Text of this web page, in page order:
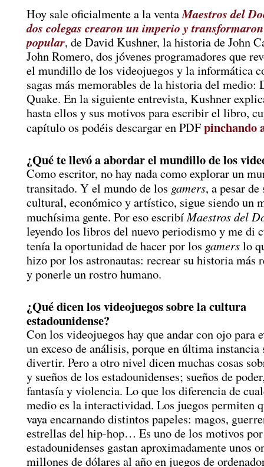
Hoy sale oficialmente a la ventaMaestros del
dos colegas crearon un imperio y
popular, de David Kushner, la historia de John
John Romero, dos jóvenes programadores que
el mundillo de los videojuegos y la informática
sagas más memorables de la historia del medio:
Quake. En la siguiente entrevista, Kushner
hasta ellos y sus motivos para escribir el libro,
capítulo os podéis descargar en PDFpinchando
¿Qué te llevó a abordar el mundillo de los
Como escritor, no hay nada como explorar un
transitado. Y el mundo de los gamers, a pesar
cultural, económico y artístico, sigue siendo un
muchísima gente. Por eso escribíMaestros del
leyendo los libros del nuevo periodismo y me di
tenía la oportunidad de hacer por los gamerslo
hizo por los astronautas: recrear su historia más
y ponerle un rostro humano.
¿Qué dicen los videojuegos sobre la cultura
estadounidense?
Con los videojuegos hay que andar con ojo para
un exceso de análisis, porque en última instancia
divertir. Pero a otro nivel dicen muchas cosas
y sueños de los estadounidenses; sueños de
fantasía y violencia. Lo que los diferencia de
medio es la interactividad. Los juegos permiten
vaya encarnando distintos papeles: magos,
estrellas del hip-hop… Es uno de los motivos
estadounidenses gastan aproximadamente unos
millones de dólares al año en juegos de